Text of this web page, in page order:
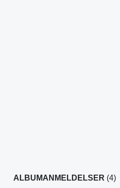
ALBUMANMELDELSER (4)